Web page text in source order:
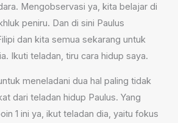
Mengobservasi ya, kita belajar di
peniru. Dan di sini Paulus
dan kita semua sekarang untuk
Ikuti teladan, tiru cara hidup saya.
meneladani dua hal paling tidak
dari teladan hidup Paulus. Yang
1 ini ya, ikut teladan dia, yaitu fokus